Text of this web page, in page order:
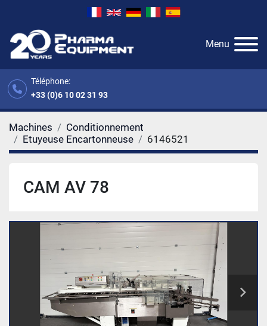
Téléphone:
+33 (0)6 10 02 31 93
Menu
Machines
Conditionnement
Etuyeuse Encartonneuse
6146521
CAM AV 78